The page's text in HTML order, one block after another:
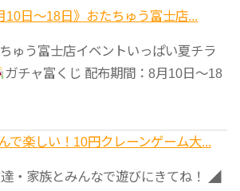
10日～18日》おたちゅう富士店...
ゅう富士店イベントいっぱい夏チラ
ガチャ富くじ 配布期間：8月10日～18
楽しい！10円クレーンゲーム大...
・家族とみんなで遊びにきてね！ ◢